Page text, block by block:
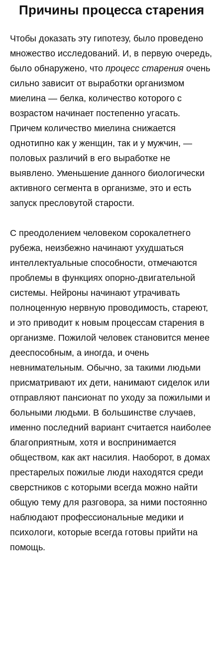
Причины процесса старения
Чтобы доказать эту гипотезу, было проведено
множество исследований. И, в первую очередь,
было обнаружено, что процесс старения очень
сильно зависит от выработки организмом
миелина — белка, количество которого с
возрастом начинает постепенно угасать.
Причем количество миелина снижается
однотипно как у женщин, так и у мужчин, —
половых различий в его выработке не
выявлено. Уменьшение данного биологически
активного сегмента в организме, это и есть
запуск пресловутой старости.
С преодолением человеком сорокалетнего
рубежа, неизбежно начинают ухудшаться
интеллектуальные способности, отмечаются
проблемы в функциях опорно-двигательной
системы. Нейроны начинают утрачивать
полноценную нервную проводимость, стареют,
и это приводит к новым процессам старения в
организме. Пожилой человек становится менее
дееспособным, а иногда, и очень
невнимательным. Обычно, за такими людьми
присматривают их дети, нанимают сиделок или
отправляют пансионат по уходу за пожилыми и
больными людьми. В большинстве случаев,
именно последний вариант считается наиболее
благоприятным, хотя и воспринимается
обществом, как акт насилия. Наоборот, в домах
престарелых пожилые люди находятся среди
сверстников с которыми всегда можно найти
общую тему для разговора, за ними постоянно
наблюдают профессиональные медики и
психологи, которые всегда готовы прийти на
помощь.